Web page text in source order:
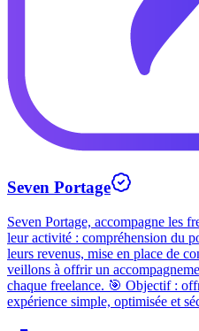
Seven Portage
Seven Portage, accompagne les
leur activité : compréhension du
leurs revenus, mise en place de
veillons à offrir un
chaque freelance. 🎯 Objectif :
expérience simple, optimisée et